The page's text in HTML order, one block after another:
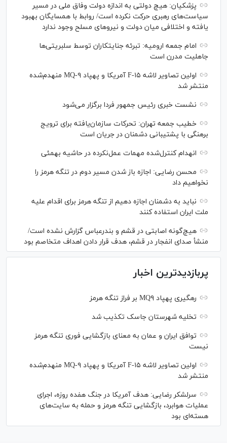
پزشکیان: هیچ دولتی به اندازه دولت وفاق ملی در مسیر
سیاست‌های رهبری حرکت نکرده است/ روابط با همسایگان بهبود
یافته و اختلافی میان دولت و نیروهای مسلح وجود ندارد
امام جمعه ارومیه: تبرئه جنایتکاران توسط سلبریتی‌ها
جاهلیت مدرن است
اولین تصاویر لاشه F-۱۵ آمریکا و پهپاد MQ-۹ منهدم‌شده
منتشر شد
نشست خبری رئیس‌ جمهور فردا برگزار می‌شود
خطیب جمعه تهران: تحرکات سازمان‌یافته برای ترویج
برهنگی با پشتیبانی دشمنان در جریان است
انهدام کنترل‌شده مهمات عمل‌نکرده در حاشیه بهمئی
محسن رضایی: اجازه باز شدن مسیر دوم در تنگه هرمز را
نخواهیم داد
نباید به دشمنان اجازه دهیم از تنگه هرمز برای اقدام علیه
ملت ایران استفاده کنند
هیچ‌گونه اصابتی در قشم و بندرعباس گزارش نشده است/
منشأ صدای انفجار در قشم، هدف قرار دادن اهداف متخاصم بود
پربازدیدترین اخبار
رهگیری پهپاد MQ۹ بر فراز تنگه هرمز
تخلیه شهرستان جاسک تکذیب شد
توافق ایران و عمان به معنای بازگشایی فوری تنگه هرمز
نیست
اولین تصاویر لاشه F-۱۵ آمریکا و پهپاد MQ-۹ منهدم‌شده
منتشر شد
سرلشکر رضایی: هدف آمریکا در جنگ هفده روزه، اجرای
عملیات هوابرد، بازگشایی تنگه هرمز و حمله به سایت‌های
هسته‌ای بود